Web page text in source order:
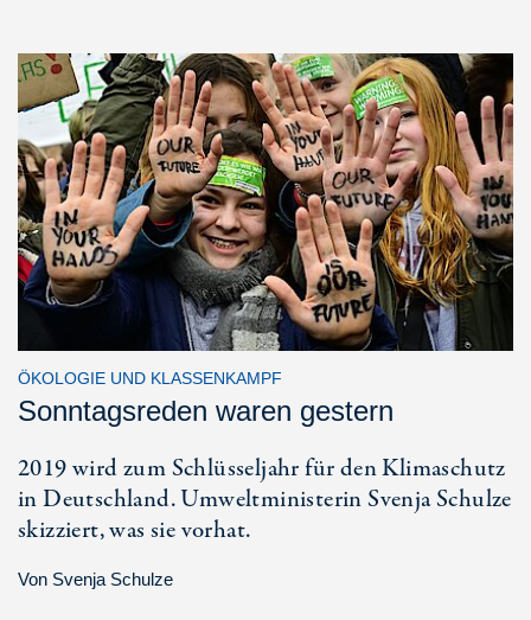
ÖKOLOGIE UND KLASSENKAMPF
Sonntagsreden waren gestern
2019 wird zum Schlüsseljahr für den Klimaschutz
in Deutschland. Umweltministerin Svenja Schulze
skizziert, was sie vorhat.
Von Svenja Schulze